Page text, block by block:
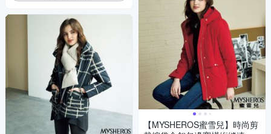
【MYSHEROS蜜雪兒】時尚剪